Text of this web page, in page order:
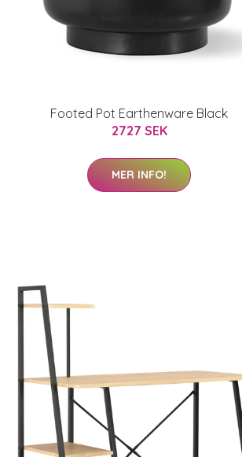
Footed Pot Earthenware Black
2727 SEK
MER INFO!